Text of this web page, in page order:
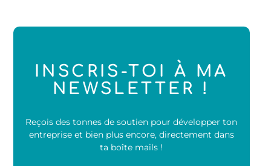
INSCRIS-TOI À MA
NEWSLETTER !
Reçois des tonnes de soutien pour développer ton
entreprise et bien plus encore, directement dans
ta boîte mails !